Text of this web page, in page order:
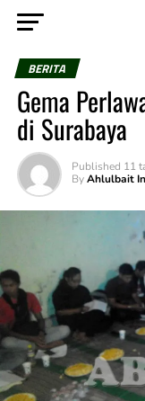
BERITA
Gema
di Surabaya
Published 11
By Ahlulbait